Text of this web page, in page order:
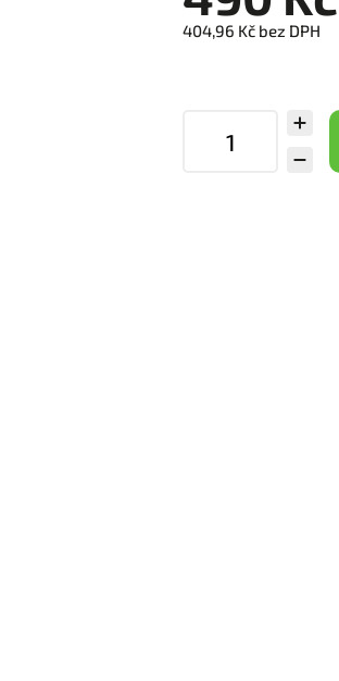
404,96 Kč bez DPH